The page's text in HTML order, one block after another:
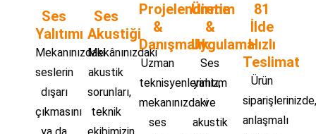
Ses
Yalıtımı
Mekanınızdaki
seslerin
dışarı
çıkmasını
Ses
Akustiği
Mekânınızdaki
akustik
sorunları,
teknik
Projelendirme
&
Danışmalık
Uzman
teknisyenlerimiz,
mekanınızdaki
ses
Üretim
&
Uygulama
Ses
yalıtım
ve
akustik
81
İlde
Hızlı
Teslimat
Ürün
anlaşmalı